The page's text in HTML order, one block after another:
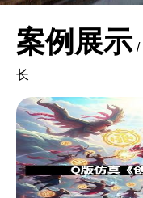
案例展示 /
长